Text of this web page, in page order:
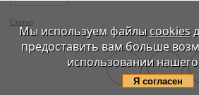
Статьи
Мы используем файлы cookies
предоставить вам больше
использовании